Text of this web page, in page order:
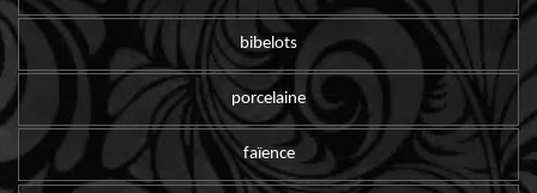
bibelots
porcelaine
faïence